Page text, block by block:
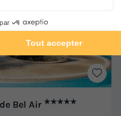
Bel Air ★★★★★